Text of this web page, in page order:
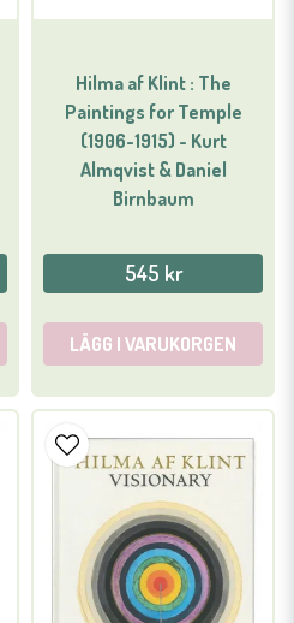
Hilma af Klint : The
Paintings for Temple
(1906-1915) - Kurt
Almqvist & Daniel
Birnbaum
545 kr
LÄGG I VARUKORGEN